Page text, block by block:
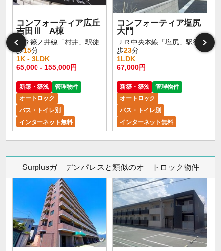
コンフォーティア広丘
吉田Ⅲ A棟
ＪＲ篠ノ井線「村井」駅徒
歩15分
1K - 3LDK
65,000 - 155,000円
新築・築浅
管理物件
オートロック
バス・トイレ別
インターネット無料
コンフォーティア塩尻
大門
ＪＲ中央本線「塩尻」駅徒
歩23分
1LDK
67,000円
新築・築浅
管理物件
オートロック
バス・トイレ別
インターネット無料
Surplusガーデンパレスと類似のオートロック物件